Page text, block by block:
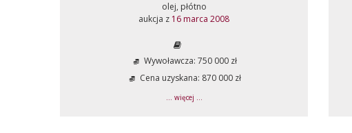
olej, płótno
aukcja z 16 marca 2008
Wywoławcza: 750 000 zł
Cena uzyskana: 870 000 zł
... więcej ...